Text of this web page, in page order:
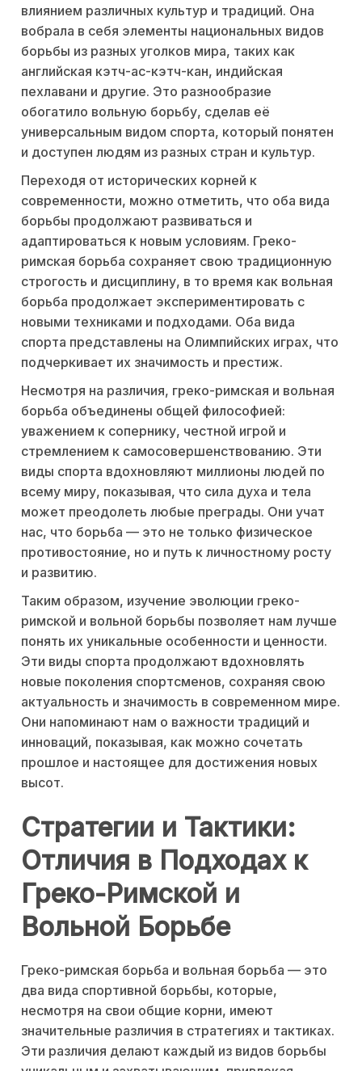
влиянием различных культур и традиций. Она
вобрала в себя элементы национальных видов
борьбы из разных уголков мира, таких как
английская кэтч-ас-кэтч-кан, индийская
пехлавани и другие. Это разнообразие
обогатило вольную борьбу, сделав её
универсальным видом спорта, который понятен
и доступен людям из разных стран и культур.
Переходя от исторических корней к
современности, можно отметить, что оба вида
борьбы продолжают развиваться и
адаптироваться к новым условиям. Греко-
римская борьба сохраняет свою традиционную
строгость и дисциплину, в то время как вольная
борьба продолжает экспериментировать с
новыми техниками и подходами. Оба вида
спорта представлены на Олимпийских играх, что
подчеркивает их значимость и престиж.
Несмотря на различия, греко-римская и вольная
борьба объединены общей философией:
уважением к сопернику, честной игрой и
стремлением к самосовершенствованию. Эти
виды спорта вдохновляют миллионы людей по
всему миру, показывая, что сила духа и тела
может преодолеть любые преграды. Они учат
нас, что борьба — это не только физическое
противостояние, но и путь к личностному росту
и развитию.
Таким образом, изучение эволюции греко-
римской и вольной борьбы позволяет нам лучше
понять их уникальные особенности и ценности.
Эти виды спорта продолжают вдохновлять
новые поколения спортсменов, сохраняя свою
актуальность и значимость в современном мире.
Они напоминают нам о важности традиций и
инноваций, показывая, как можно сочетать
прошлое и настоящее для достижения новых
высот.
Стратегии и Тактики:
Отличия в Подходах к
Греко-Римской и
Вольной Борьбе
Греко-римская борьба и вольная борьба — это
два вида спортивной борьбы, которые,
несмотря на свои общие корни, имеют
значительные различия в стратегиях и тактиках.
Эти различия делают каждый из видов борьбы